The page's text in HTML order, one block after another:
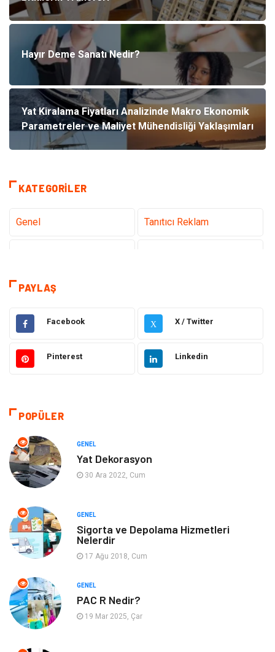
Hayır Deme Sanatı Nedir?
Yat Kiralama Fiyatları Analizinde Makro Ekonomik
Parametreler ve Maliyet Mühendisliği Yaklaşımları
KATEGORILER
Genel Tanıtıcı Reklam
Teknoloji & İnternet
Elektrik & Elektronik Dekorasyon
Güzellik ve Bakım Eğitim
Makine
Eğitim ve Kariyer
Gıda Organizasyon
Spor
Tatil Hobi
Genel Kültür
Müzik
PAYLAŞ
Facebook X X / Twitter
Pinterest Linkedin
POPÜLER
GENEL
Yat Dekorasyon
30 Ara 2022, Cum
GENEL
Sigorta ve Depolama Hizmetleri
Nelerdir
17 Ağu 2018, Cum
GENEL
PAC R Nedir?
19 Mar 2025, Çar